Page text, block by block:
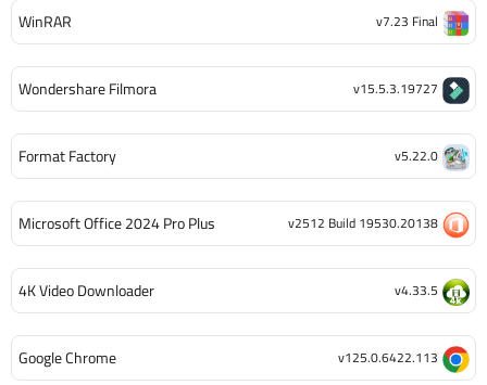
WinRAR v7.23 Final
Wondershare Filmora v15.5.3.19727
Format Factory v5.22.0
Microsoft Office 2024 Pro Plus v2512 Build 19530.20138
4K Video Downloader v4.33.5
Google Chrome v125.0.6422.113